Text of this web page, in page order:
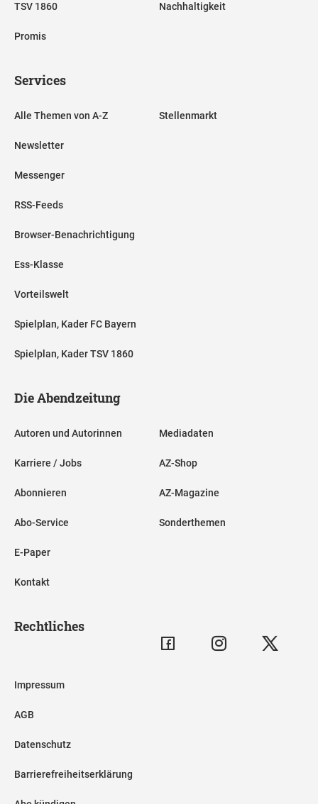
TSV 1860
Promis
Nachhaltigkeit
Services
Alle Themen von A-Z
Newsletter
Messenger
RSS-Feeds
Browser-Benachrichtigung
Ess-Klasse
Vorteilswelt
Spielplan, Kader FC Bayern
Spielplan, Kader TSV 1860
Stellenmarkt
Die Abendzeitung
Autoren und Autorinnen
Karriere / Jobs
Abonnieren
Abo-Service
E-Paper
Kontakt
Mediadaten
AZ-Shop
AZ-Magazine
Sonderthemen
Rechtliches
Impressum
AGB
Datenschutz
Barrierefreiheitserklärung